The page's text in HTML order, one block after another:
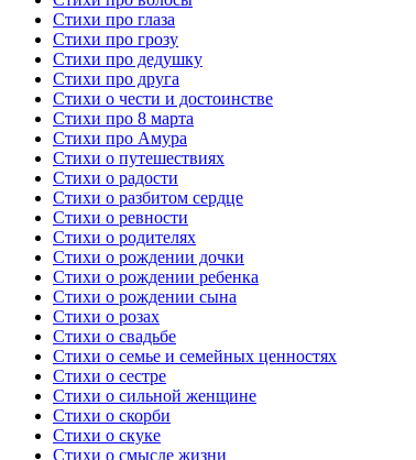
Стихи про глаза
Стихи про грозу
Стихи про дедушку
Стихи про друга
Стихи о чести и достоинстве
Стихи про 8 марта
Стихи про Амура
Стихи о путешествиях
Стихи о радости
Стихи о разбитом сердце
Стихи о ревности
Стихи о родителях
Стихи о рождении дочки
Стихи о рождении ребенка
Стихи о рождении сына
Стихи о розах
Стихи о свадьбе
Стихи о семье и семейных ценностях
Стихи о сестре
Стихи о сильной женщине
Стихи о скорби
Стихи о скуке
Стихи о смысле жизни